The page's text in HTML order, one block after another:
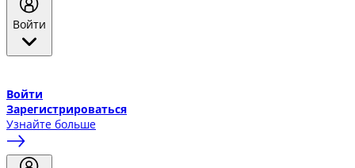
Войти
Войти
Зарегистрироваться
Узнайте больше